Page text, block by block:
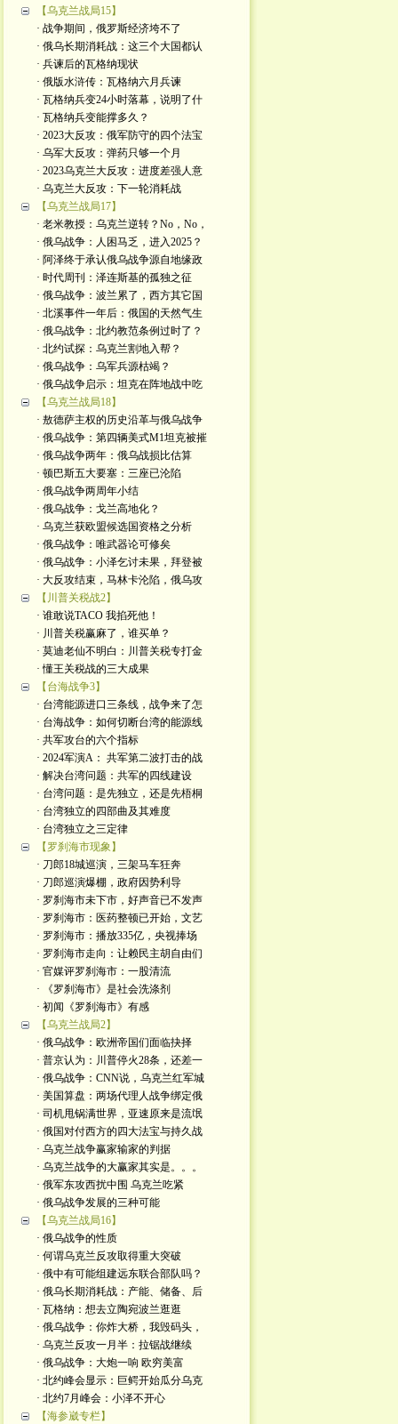
【乌克兰战局15】
· 战争期间，俄罗斯经济垮不了
· 俄乌长期消耗战：这三个大国都认
· 兵谏后的瓦格纳现状
· 俄版水浒传：瓦格纳六月兵谏
· 瓦格纳兵变24小时落幕，说明了什
· 瓦格纳兵变能撑多久？
· 2023大反攻：俄军防守的四个法宝
· 乌军大反攻：弹药只够一个月
· 2023乌克兰大反攻：进度差强人意
· 乌克兰大反攻：下一轮消耗战
【乌克兰战局17】
· 老米教授：乌克兰逆转？No，No，
· 俄乌战争：人困马乏，进入2025？
· 阿泽终于承认俄乌战争源自地缘政
· 时代周刊：泽连斯基的孤独之征
· 俄乌战争：波兰累了，西方其它国
· 北溪事件一年后：俄国的天然气生
· 俄乌战争：北约教范条例过时了？
· 北约试探：乌克兰割地入帮？
· 俄乌战争：乌军兵源枯竭？
· 俄乌战争启示：坦克在阵地战中吃
【乌克兰战局18】
· 敖德萨主权的历史沿革与俄乌战争
· 俄乌战争：第四辆美式M1坦克被摧
· 俄乌战争两年：俄乌战损比估算
· 顿巴斯五大要塞：三座已沦陷
· 俄乌战争两周年小结
· 俄乌战争：戈兰高地化？
· 乌克兰获欧盟候选国资格之分析
· 俄乌战争：唯武器论可修矣
· 俄乌战争：小泽乞讨未果，拜登被
· 大反攻结束，马林卡沦陷，俄乌攻
【川普关税战2】
· 谁敢说TACO 我掐死他！
· 川普关税赢麻了，谁买单？
· 莫迪老仙不明白：川普关税专打金
· 懂王关税战的三大成果
【台海战争3】
· 台湾能源进口三条线，战争来了怎
· 台海战争：如何切断台湾的能源线
· 共军攻台的六个指标
· 2024军演A： 共军第二波打击的战
· 解决台湾问题：共军的四线建设
· 台湾问题：是先独立，还是先梧桐
· 台湾独立的四部曲及其难度
· 台湾独立之三定律
【罗刹海市现象】
· 刀郎18城巡演，三架马车狂奔
· 刀郎巡演爆棚，政府因势利导
· 罗刹海市未下市，好声音已不发声
· 罗刹海市：医药整顿已开始，文艺
· 罗刹海市：播放335亿，央视捧场
· 罗刹海市走向：让赖民主胡自由们
· 官媒评罗刹海市：一股清流
· 《罗刹海市》是社会洗涤剂
· 初闻《罗刹海市》有感
【乌克兰战局2】
· 俄乌战争：欧洲帝国们面临抉择
· 普京认为：川普停火28条，还差一
· 俄乌战争：CNN说，乌克兰红军城
· 美国算盘：两场代理人战争绑定俄
· 司机甩锅满世界，亚速原来是流氓
· 俄国对付西方的四大法宝与持久战
· 乌克兰战争赢家输家的判据
· 乌克兰战争的大赢家其实是。。。
· 俄军东攻西扰中围 乌克兰吃紧
· 俄乌战争发展的三种可能
【乌克兰战局16】
· 俄乌战争的性质
· 何谓乌克兰反攻取得重大突破
· 俄中有可能组建远东联合部队吗？
· 俄乌长期消耗战：产能、储备、后
· 瓦格纳：想去立陶宛波兰逛逛
· 俄乌战争：你炸大桥，我毁码头，
· 乌克兰反攻一月半：拉锯战继续
· 俄乌战争：大炮一响 欧穷美富
· 北约峰会显示：巨鳄开始瓜分乌克
· 北约7月峰会：小泽不开心
【海参崴专栏】